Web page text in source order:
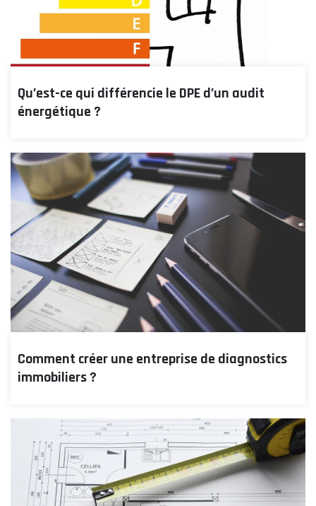
Qu’est-ce qui différencie le DPE d’un audit
énergétique ?
Comment créer une entreprise de diagnostics
immobiliers ?